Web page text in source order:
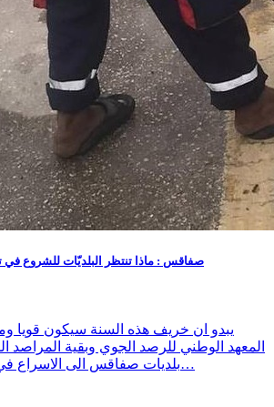
صفاقس : ماذا تنتظر البلديّات للشروع في
يبدو ان خريف هذه السنة سيكون قويا
المعهد الوطني للرصد الجوي وبقية المراصد
بلديات صفاقس الى الاسراع في القيام بعمليّة تنظيف…